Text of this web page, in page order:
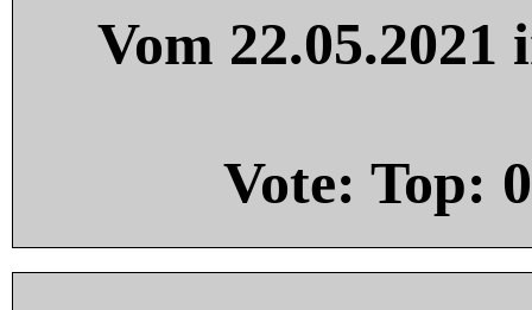
Vom
Vote: Top: 0